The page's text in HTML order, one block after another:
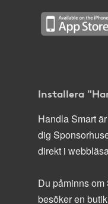
Installera
Handla Smart
dig
direkt i
Du påminns
besöker en